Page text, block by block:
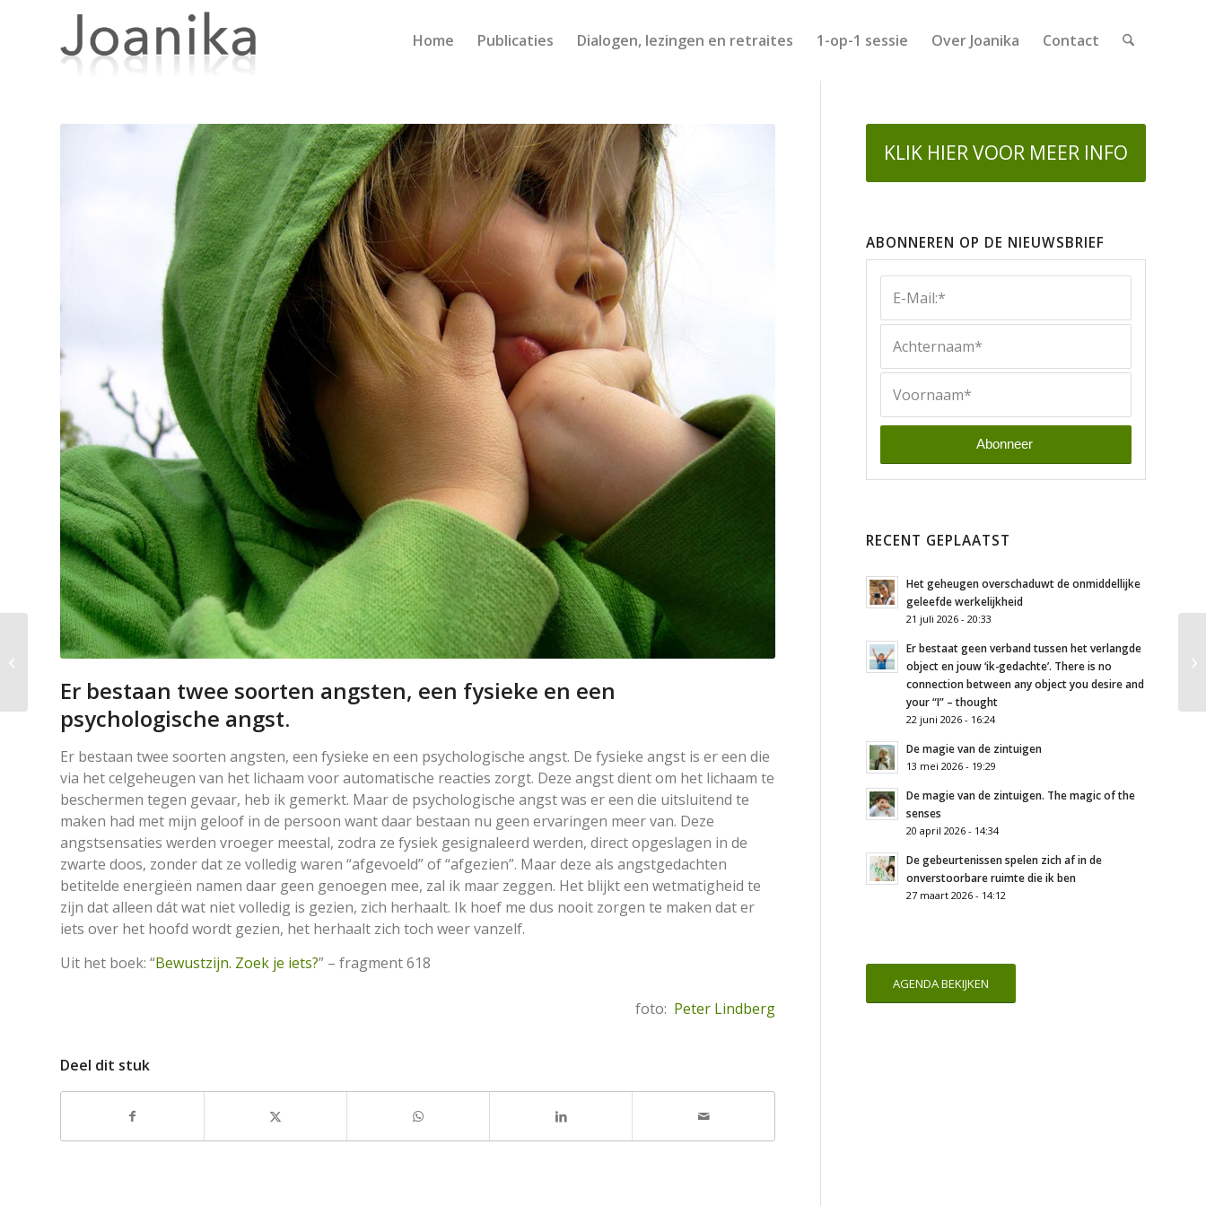
Home Publicaties Dialogen, lezingen en retraites 1-op-1 sessie Over Joanika Contact
Er bestaan twee soorten angsten, een fysieke en een
psychologische angst.
Er bestaan twee soorten angsten, een fysieke en een psychologische angst. De fysieke angst is er een die
via het celgeheugen van het lichaam voor automatische reacties zorgt. Deze angst dient om het lichaam te
beschermen tegen gevaar, heb ik gemerkt. Maar de psychologische angst was er een die uitsluitend te
maken had met mijn geloof in de persoon want daar bestaan nu geen ervaringen meer van. Deze
angstsensaties werden vroeger meestal, zodra ze fysiek gesignaleerd werden, direct opgeslagen in de
zwarte doos, zonder dat ze volledig waren “afgevoeld” of “afgezien”. Maar deze als angstgedachten
betitelde energieën namen daar geen genoegen mee, zal ik maar zeggen. Het blijkt een wetmatigheid te
zijn dat alleen dát wat niet volledig is gezien, zich herhaalt. Ik hoef me dus nooit zorgen te maken dat er
iets over het hoofd wordt gezien, het herhaalt zich toch weer vanzelf.
Uit het boek: “Bewustzijn. Zoek je iets?” – fragment 618
foto: Peter Lindberg
Deel dit stuk
KLIK HIER VOOR MEER INFO
ABONNEREN OP DE NIEUWSBRIEF
RECENT GEPLAATST
Het geheugen overschaduwt de onmiddellijke
geleefde werkelijkheid
21 juli 2026 - 20:33
Er bestaat geen verband tussen het verlangde
object en jouw ‘ik-gedachte’. There is no
connection between any object you desire and
your “I” – thought
22 juni 2026 - 16:24
De magie van de zintuigen
13 mei 2026 - 19:29
De magie van de zintuigen. The magic of the
senses
20 april 2026 - 14:34
De gebeurtenissen spelen zich af in de
onverstoorbare ruimte die ik ben
27 maart 2026 - 14:12
AGENDA BEKIJKEN
Hoe zit het nu met de